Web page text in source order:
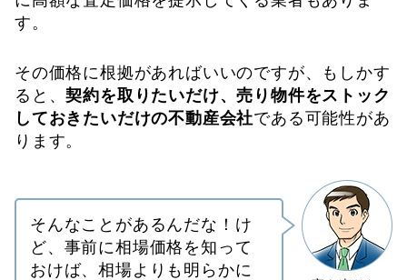
す。
その価格に根拠があればいいのですが、もしかす
ると、契約を取りたいだけ、売り物件をストック
しておきたいだけの不動産会社である可能性があ
ります。
そんなことがあるんだな！け
ど、事前に相場価格を知って
おけば、相場よりも明らかに